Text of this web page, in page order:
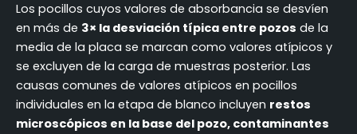
Los pocillos cuyos valores de absorbancia se desvíen
en más de 3× la desviación típica entre pozos de la
media de la placa se marcan como valores atípicos y
se excluyen de la carga de muestras posterior. Las
causas comunes de valores atípicos en pocillos
individuales en la etapa de blanco incluyen restos
microscópicos en la base del pozo, contaminantes